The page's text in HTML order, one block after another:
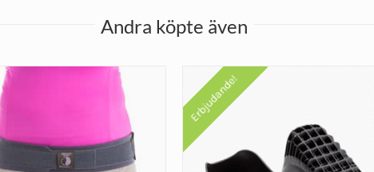
Andra köpte även
Erbjudande!